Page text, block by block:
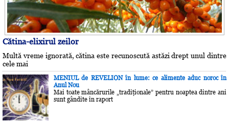
Cătina-elixirul zeilor
Multă vreme ignorată, cătina este recunoscută astăzi drept unul dintre
cele mai
MENIUL de REVELION în lume: ce alimente aduc noroc în
Anul Nou
Mai toate mâncărurile „tradiţionale” pentru noaptea dintre ani
sunt gândite în raport